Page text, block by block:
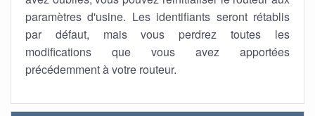
paramètres d'usine. Les identifiants seront rétablis
par défaut, mais vous perdrez toutes les
modifications que vous avez apportées
précédemment à votre routeur.